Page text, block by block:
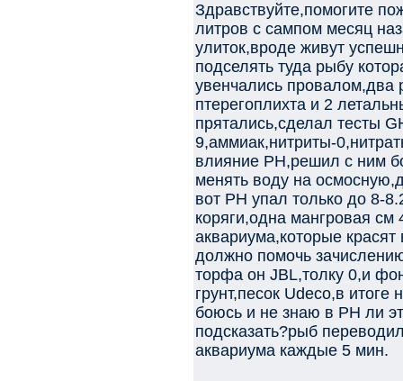
Здравствуйте,помогите
литров с сампом месяц
улиток,вроде живут
подселять туда рыбу
увенчались провалом,два
птерегоплихта и 2
прятались,сделал тесты
9,аммиак,нитриты-
влияние PH,решил с ним
менять воду на
вот PH упал только до 8-
коряги,одна мангровая
аквариума,которые
должно помочь
торфа он JBL,толку 0,и
грунт,песок Udeco,в
боюсь и не знаю в PH ли
подсказать?рыб
аквариума каждые 5 мин.